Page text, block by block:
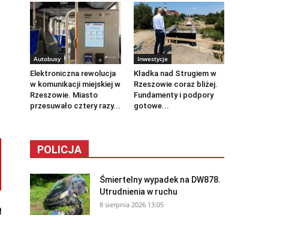
Autobusy
Elektroniczna rewolucja
w komunikacji miejskiej w
Rzeszowie. Miasto
przesuwało cztery razy...
Inwestycje
Kładka nad Strugiem w
Rzeszowie coraz bliżej.
Fundamenty i podpory
gotowe...
POLICJA
Śmiertelny wypadek na DW878.
Utrudnienia w ruchu
8 sierpnia 2026 13:05